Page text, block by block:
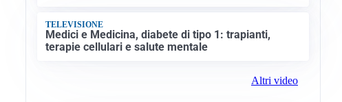
TELEVISIONE
Medici e Medicina, diabete di tipo 1: trapianti,
terapie cellulari e salute mentale
Altri video